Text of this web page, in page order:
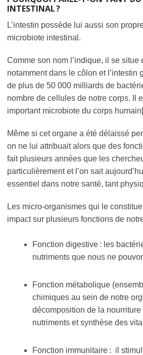
INTESTINAL ?
L’intestin possède lui aussi son
microbiote intestinal.
Comme son nom l’indique, il se situe
notamment dans le côlon et l’intestin
de plus de 50 000 milliards de
nombre de cellules de notre corps. Il
important microbiote du corps
Même si cet organe a été délaissé
on ne lui attribuait alors que des
fait plusieurs années que les
particulièrement et l’on sait
essentiel dans notre santé, tant
Les micro-organismes qui le
impact sur plusieurs fonctions de
Fonction digestive : les
nutriments que nous ne
Fonction métabolique
chimiques au sein de notre
décomposition de la nourriture
nutriments et synthèse des
Fonction immunitaire : il